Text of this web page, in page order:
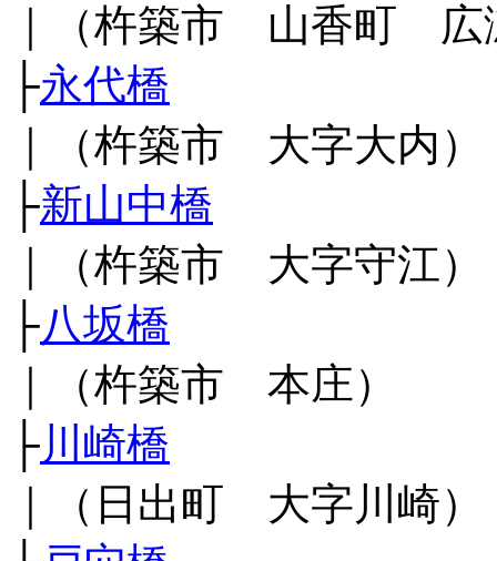
｜（杵築市 山香町 広
├永代橋
｜（杵築市 大字大内）
├新山中橋
｜（杵築市 大字守江）
├八坂橋
｜（杵築市 本庄）
├川崎橋
｜（日出町 大字川崎）